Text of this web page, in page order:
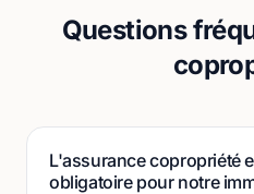
Questions
L'assurance copropriété
obligatoire pour notre